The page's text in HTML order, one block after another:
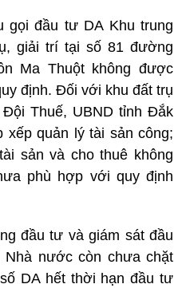
gọi đầu tư DA Khu trung
giải trí tại số 81 đường
Ma Thuột không được
định. Đối với khu đất trụ
Thuế, UBND tỉnh Đắk
xếp quản lý tài sản công;
sản và cho thuê không
phù hợp với quy định
đầu tư và giám sát đầu
nước còn chưa chặt
DA hết thời hạn đầu tư